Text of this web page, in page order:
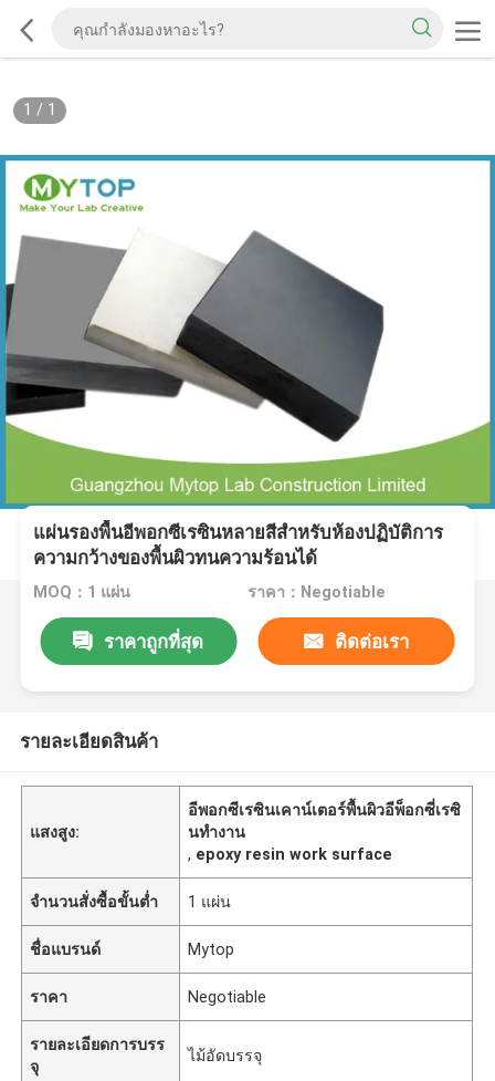
1 / 1
แผ่นรองพื้นอีพอกซีเรซินหลายสีสำหรับห้องปฏิบัติการ
ความกว้างของพื้นผิวทนความร้อนได้
MOQ：1 แผ่น ราคา：Negotiable
ราคาถูกที่สุด ติดต่อเรา
รายละเอียดสินค้า
แสงสูง:
อีพอกซีเรซินเคาน์เตอร์พื้นผิวอีพ็อกซี่เรซิ
นทำงาน
, epoxy resin work surface
จำนวนสั่งซื้อขั้นต่ำ 1 แผ่น
ชื่อแบรนด์ Mytop
ราคา Negotiable
รายละเอียดการบรร
จุ
ไม้อัดบรรจุ